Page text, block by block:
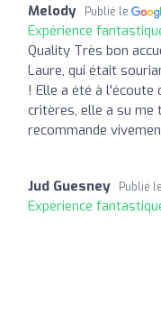
Melody Publié le
Expérience
Quality Très bon
Laure, qui était
! Elle a été à l'écoute
critères, elle a su
recommande
Jud Guesney Publié le
Expérience